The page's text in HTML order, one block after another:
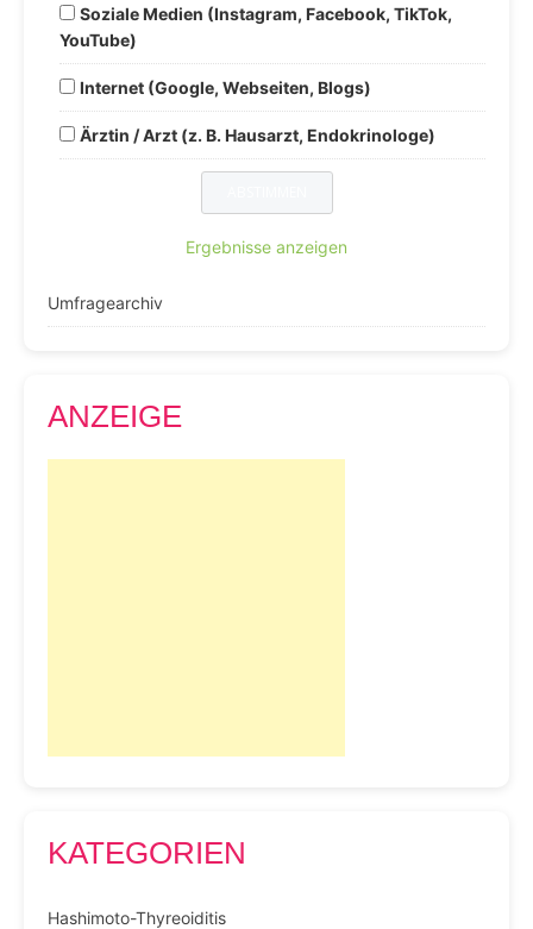
Soziale Medien (Instagram, Facebook, TikTok,
YouTube)
Internet (Google, Webseiten, Blogs)
Ärztin / Arzt (z. B. Hausarzt, Endokrinologe)
Ergebnisse anzeigen
Umfragearchiv
ANZEIGE
KATEGORIEN
Hashimoto-Thyreoiditis